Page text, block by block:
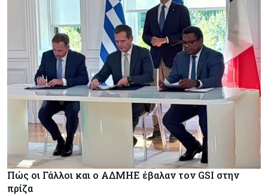
Πώς οι Γάλλοι και ο ΑΔΜΗΕ έβαλαν τον GSI στην
πρίζα